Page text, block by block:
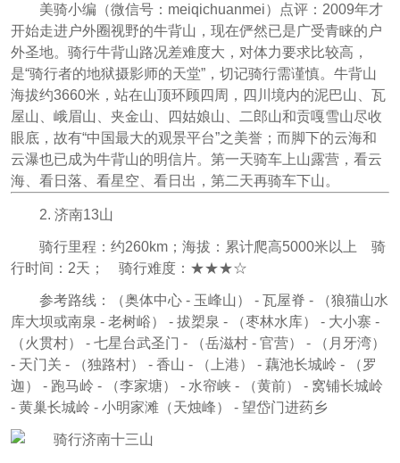
美骑小编（微信号：meiqichuanmei）点评： 2009年才
开始走进户外圈视野的牛背山，现在俨然已是广受青睐的户
外圣地。骑行牛背山路况差难度大，对体力要求比较高，
是“骑行者的地狱摄影师的天堂”，切记骑行需谨慎。牛背山
海拔约3660米，站在山顶环顾四周，四川境内的泥巴山、瓦
屋山、峨眉山、夹金山、四姑娘山、二郎山和贡嘎雪山尽收
眼底，故有“中国最大的观景平台”之美誉；而脚下的云海和
云瀑也已成为牛背山的明信片。第一天骑车上山露营，看云
海、看日落、看星空、看日出，第二天再骑车下山。
2. 济南13山
骑行里程：约260km；海拔：累计爬高5000米以上 骑
行时间：2天； 骑行难度：★★★☆
参考路线：（奥体中心 - 玉峰山） - 瓦屋脊 - （狼猫山水
库大坝或南泉 - 老树峪） - 拔槊泉 - （枣林水库） - 大小寨 -
（火贯村） - 七星台武圣门 - （岳滋村 - 官营） - （月牙湾）
- 天门关 - （独路村） - 香山 - （上港） - 藕池长城岭 - （罗
迦） - 跑马岭 - （李家塘） - 水帘峡 - （黄前） - 窝铺长城岭
- 黄巢长城岭 - 小明家滩（天烛峰） - 望岱门进药乡